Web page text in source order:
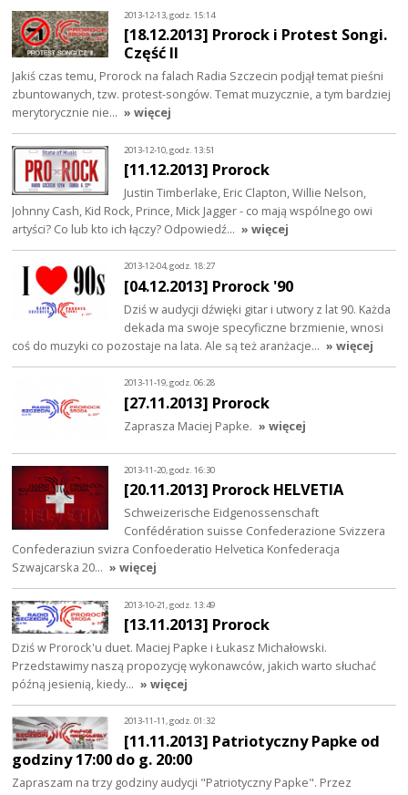
2013-12-13, godz. 15:14
[18.12.2013] Prorock i Protest Songi.
Część II
Jakiś czas temu, Prorock na falach Radia Szczecin podjął temat pieśni
zbuntowanych, tzw. protest-songów. Temat muzycznie, a tym bardziej
merytorycznie nie… » więcej
2013-12-10, godz. 13:51
[11.12.2013] Prorock
Justin Timberlake, Eric Clapton, Willie Nelson,
Johnny Cash, Kid Rock, Prince, Mick Jagger - co mają wspólnego owi
artyści? Co lub kto ich łączy? Odpowiedź… » więcej
2013-12-04, godz. 18:27
[04.12.2013] Prorock '90
Dziś w audycji dźwięki gitar i utwory z lat 90. Każda
dekada ma swoje specyficzne brzmienie, wnosi
coś do muzyki co pozostaje na lata. Ale są też aranżacje… » więcej
2013-11-19, godz. 06:28
[27.11.2013] Prorock
Zaprasza Maciej Papke. » więcej
2013-11-20, godz. 16:30
[20.11.2013] Prorock HELVETIA
Schweizerische Eidgenossenschaft
Confédération suisse Confederazione Svizzera
Confederaziun svizra Confoederatio Helvetica Konfederacja
Szwajcarska 20… » więcej
2013-10-21, godz. 13:49
[13.11.2013] Prorock
Dziś w Prorock'u duet. Maciej Papke i Łukasz Michałowski.
Przedstawimy naszą propozycję wykonawców, jakich warto słuchać
późną jesienią, kiedy… » więcej
2013-11-11, godz. 01:32
[11.11.2013] Patriotyczny Papke od
godziny 17:00 do g. 20:00
Zapraszam na trzy godziny audycji "Patriotyczny Papke". Przez